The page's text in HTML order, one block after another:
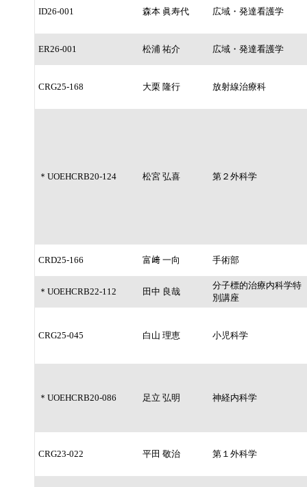
ID26-001 森本 眞寿代 広域・発達看護学
ER26-001 松浦 祐介 広域・発達看護学
CRG25-168 大栗 隆行 放射線治療科
＊UOEHCRB20-124 松宮 弘喜 第２外科学
CRD25-166 富﨑 一向 手術部
＊UOEHCRB22-112 田中 良哉
分子標的治療内科学特
別講座
CRG25-045 白山 理恵 小児科学
＊UOEHCRB20-086 足立 弘明 神経内科学
CRG23-022 平田 敬治 第１外科学